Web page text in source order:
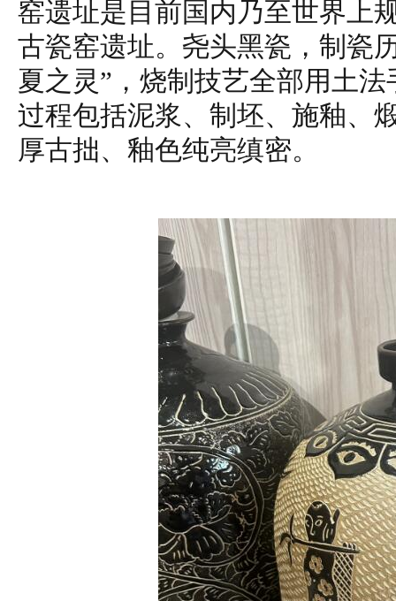
窑遗址是目前国内乃至世界上
古瓷窑遗址。尧头黑瓷，制瓷
夏之灵”，烧制技艺全部用土
过程包括泥浆、制坯、施釉、
厚古拙、釉色纯亮缜密。